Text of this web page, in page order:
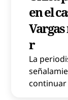
en el
r
La
continuar